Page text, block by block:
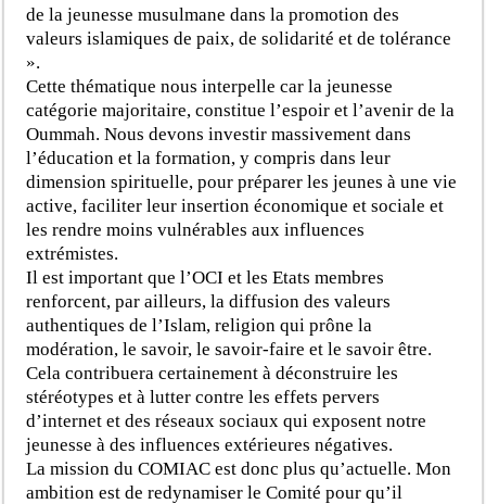
de la jeunesse musulmane dans la promotion des
valeurs islamiques de paix, de solidarité et de tolérance
».
Cette thématique nous interpelle car la jeunesse
catégorie majoritaire, constitue l’espoir et l’avenir de la
Oummah. Nous devons investir massivement dans
l’éducation et la formation, y compris dans leur
dimension spirituelle, pour préparer les jeunes à une vie
active, faciliter leur insertion économique et sociale et
les rendre moins vulnérables aux influences
extrémistes.
Il est important que l’OCI et les Etats membres
renforcent, par ailleurs, la diffusion des valeurs
authentiques de l’Islam, religion qui prône la
modération, le savoir, le savoir-faire et le savoir être.
Cela contribuera certainement à déconstruire les
stéréotypes et à lutter contre les effets pervers
d’internet et des réseaux sociaux qui exposent notre
jeunesse à des influences extérieures négatives.
La mission du COMIAC est donc plus qu’actuelle. Mon
ambition est de redynamiser le Comité pour qu’il